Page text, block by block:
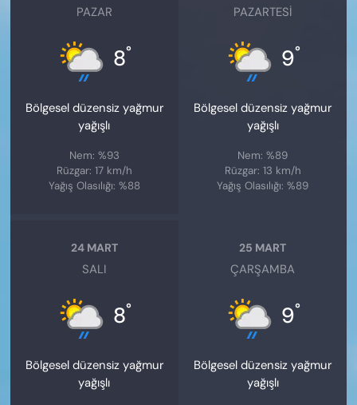
PAZAR
8°
Bölgesel düzensiz yağmur
yağışlı
Nem: %93
Rüzgar: 17 km/h
Yağış Olasılığı: %88
PAZARTESI
9°
Bölgesel düzensiz yağmur
yağışlı
Nem: %89
Rüzgar: 13 km/h
Yağış Olasılığı: %89
24 MART
SALI
8°
Bölgesel düzensiz yağmur
yağışlı
25 MART
ÇARŞAMBA
9°
Bölgesel düzensiz yağmur
yağışlı